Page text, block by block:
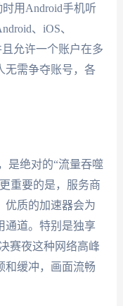
用Android手机听
、iOS、
且允许一个账户在多
无需争夺账号，各
是绝对的“流量吞噬
重要的是，服务商
优质的加速器会为
通道。特别是独享
赛夜这种网络高峰
和缓冲，画面流畅